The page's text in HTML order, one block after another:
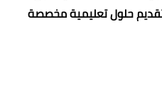
حلول تعليمية مخصصة